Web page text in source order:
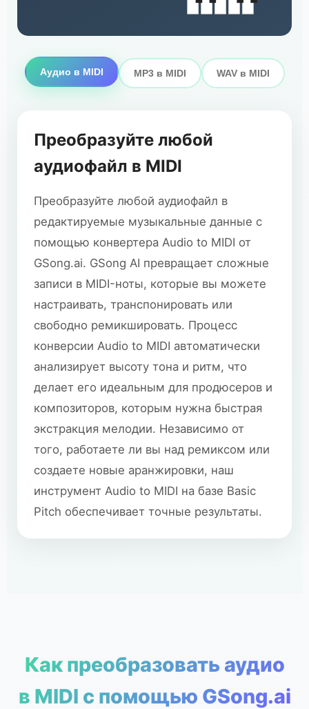
Аудио в MIDI MP3 в MIDI WAV в MIDI
Преобразуйте любой
аудиофайл в MIDI
Преобразуйте любой аудиофайл в
редактируемые музыкальные данные с
помощью конвертера Audio to MIDI от
GSong.ai. GSong AI превращает сложные
записи в MIDI-ноты, которые вы можете
настраивать, транспонировать или
свободно ремикшировать. Процесс
конверсии Audio to MIDI автоматически
анализирует высоту тона и ритм, что
делает его идеальным для продюсеров и
композиторов, которым нужна быстрая
экстракция мелодии. Независимо от
того, работаете ли вы над ремиксом или
создаете новые аранжировки, наш
инструмент Audio to MIDI на базе Basic
Pitch обеспечивает точные результаты.
Как преобразовать аудио
в MIDI с помощью GSong.ai